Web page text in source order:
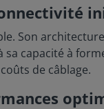
Son
capacité à
de câblage.